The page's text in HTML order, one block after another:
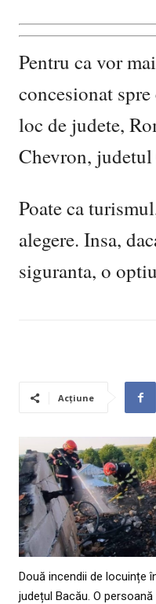
Pentru ca vor
concesionat
loc de judete,
Chevron,
Poate ca
alegere. Insa,
siguranta, o
Acțiune
Două incendii de locuințe
județul Bacău. O